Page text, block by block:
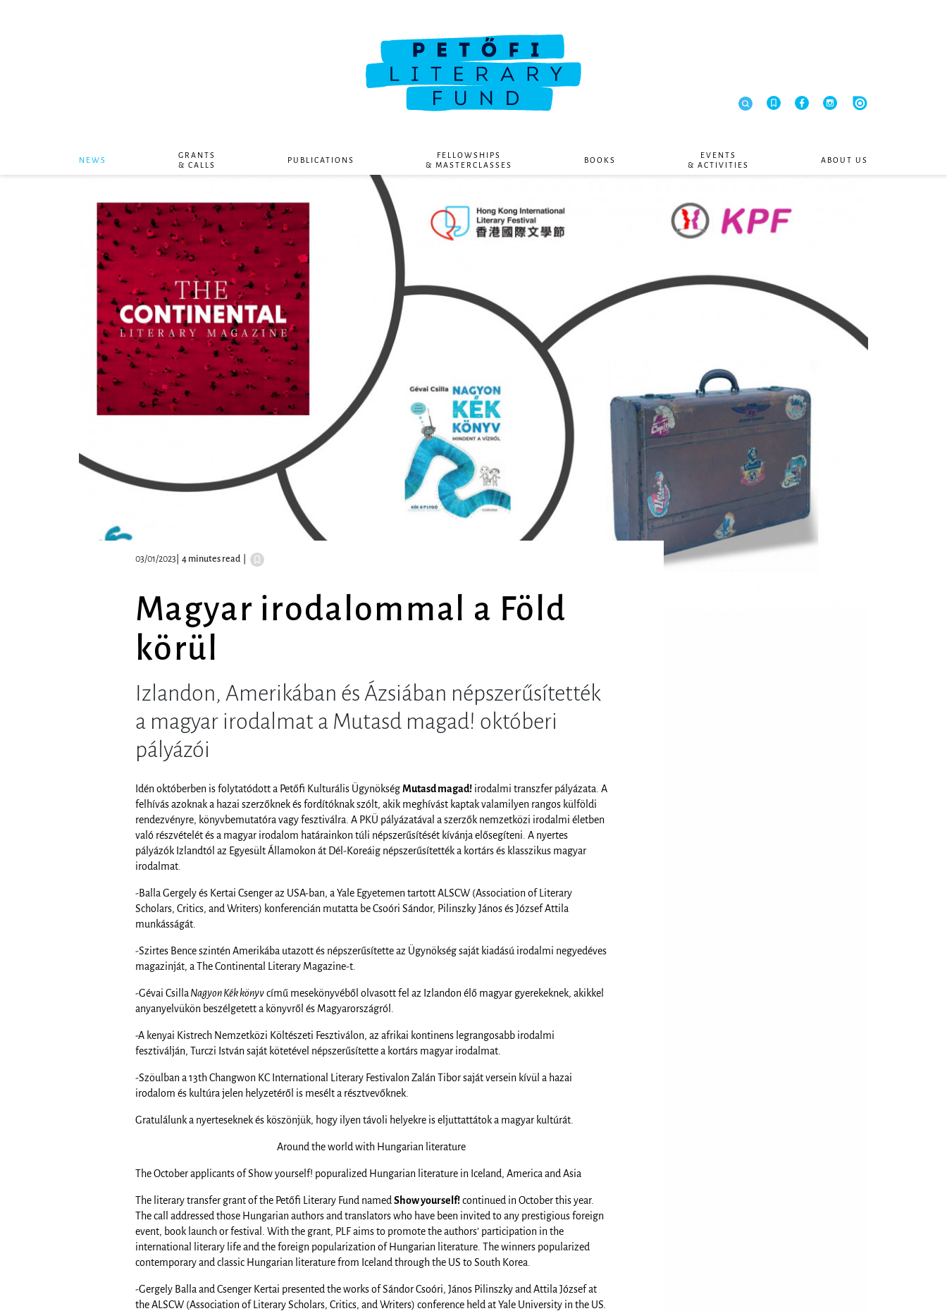
NEWS
GRANTS
& CALLS
PUBLICATIONS
FELLOWSHIPS
& MASTERCLASSES
BOOKS
EVENTS
& ACTIVITIES
ABOUT US
03/01/2023 4 minutes read
Magyar irodalommal a Föld
körül
Izlandon, Amerikában és Ázsiában népszerűsítették
a magyar irodalmat a Mutasd magad! októberi
pályázói
Idén októberben is folytatódott a Petőfi Kulturális ÜgynökségMutasd magad! irodalmi transzfer pályázata. A
felhívás azoknak a hazai szerzőknek és fordítóknak szólt, akik meghívást kaptak valamilyen rangos külföldi
rendezvényre, könyvbemutatóra vagy fesztiválra. A PKÜ pályázatával a szerzők nemzetközi irodalmi életben
való részvételét és a magyar irodalom határainkon túli népszerűsítését kívánja elősegíteni. A nyertes
pályázók Izlandtól az Egyesült Államokon át Dél-Koreáig népszerűsítették a kortárs és klasszikus magyar
irodalmat.
-Balla Gergely és Kertai Csenger az USA-ban, a Yale Egyetemen tartott ALSCW (Association of Literary
Scholars, Critics, and Writers) konferencián mutatta be Csoóri Sándor, Pilinszky János és József Attila
munkásságát.
-Szirtes Bence szintén Amerikába utazott és népszerűsítette az Ügynökség saját kiadású irodalmi negyedéves
magazinját, a The Continental Literary Magazine-t.
-Gévai Csilla Nagyon Kék könyvcímű mesekönyvéből olvasott fel az Izlandon élő magyar gyerekeknek, akikkel
anyanyelvükön beszélgetett a könyvről és Magyarországról.
-A kenyai Kistrech Nemzetközi Költészeti Fesztiválon, az afrikai kontinens legrangosabb irodalmi
fesztiválján, Turczi István saját kötetével népszerűsítette a kortárs magyar irodalmat.
-Szöulban a 13th Changwon KC International Literary Festivalon Zalán Tibor saját versein kívül a hazai
irodalom és kultúra jelen helyzetéről is mesélt a résztvevőknek.
Gratulálunk a nyerteseknek és köszönjük, hogy ilyen távoli helyekre is eljuttattátok a magyar kultúrát.
Around the world with Hungarian literature
The October applicants of Show yourself! popuralized Hungarian literature in Iceland, America and Asia
The literary transfer grant of the Petőfi Literary Fund named Show yourself!continued in October this year.
The call addressed those Hungarian authors and translators who have been invited to any prestigious foreign
event, book launch or festival. With the grant, PLF aims to promote the authors’ participation in the
international literary life and the foreign popularization of Hungarian literature. The winners popularized
contemporary and classic Hungarian literature from Iceland through the US to South Korea.
-Gergely Balla and Csenger Kertai presented the works of Sándor Csoóri, János Pilinszky and Attila József at
the ALSCW (Association of Literary Scholars, Critics, and Writers) conference held at Yale University in the US.